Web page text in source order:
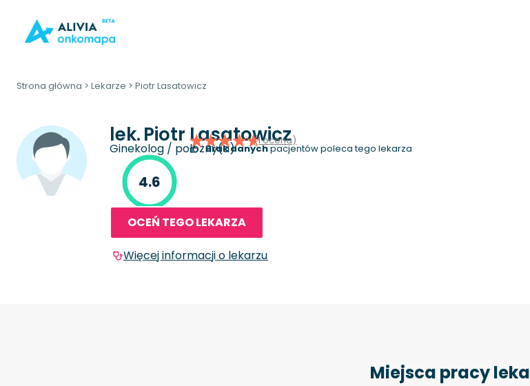
Strona główna > Lekarze > Piotr Lasatowicz
lek.Piotr Lasatowicz
Ginekolog / położny(a)
4.6
(1 ocena)
Brak danychpacjentów poleca tego lekarza
OCEŃ TEGO LEKARZA
Więcej informacji o lekarzu
Miejsca pracy